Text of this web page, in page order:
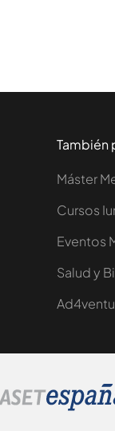
También
Máster
Cursos
Eventos
Salud y